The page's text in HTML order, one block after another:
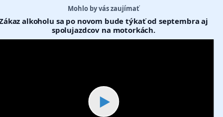
Mohlo by vás zaujímať
alkoholu sa po novom bude týkať od septembra aj
spolujazdcov na motorkách.
▶